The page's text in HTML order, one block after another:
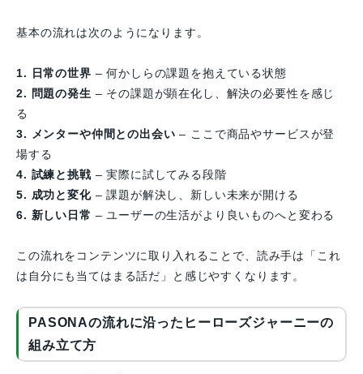
基本の流れは次のようになります。
1. 日常の世界 – 何かしらの課題を抱えている状態
2. 問題の発生 – その課題が顕在化し、解決の必要性を感じ
る
3. メンターや仲間との出会い – ここで商品やサービスが登
場する
4. 試練と挑戦 – 実際に試してみる段階
5. 成功と変化– 課題が解決し、新しい未来が開ける
6. 新しい日常 – ユーザーの生活がより良いものへと変わる
この流れをコンテンツに取り入れることで、読み手は「これ
は自分にも当てはまる話だ」と感じやすくなります。
PASONAの流れに沿ったヒーローズジャーニーの
組み立て方